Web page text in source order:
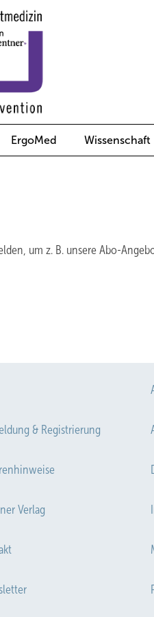
ErgoMed Wissenschaft
um z. B. unsere Abo-
& Registrierung
Verlag